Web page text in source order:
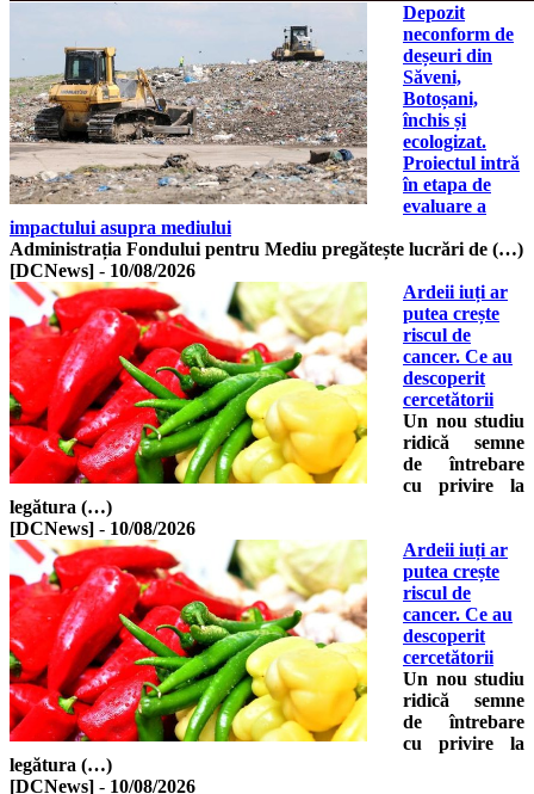
Depozit
neconform de
deșeuri din
Săveni,
Botoșani,
închis și
ecologizat.
Proiectul intră
în etapa de
evaluare a
impactului asupra mediului
Administrația Fondului pentru Mediu pregătește lucrări de (…)
[DCNews] - 10/08/2026
Ardeii iuți ar
putea crește
riscul de
cancer. Ce au
descoperit
cercetătorii
Un nou studiu
ridică semne
de întrebare
cu privire la
legătura (…)
[DCNews] - 10/08/2026
Ardeii iuți ar
putea crește
riscul de
cancer. Ce au
descoperit
cercetătorii
Un nou studiu
ridică semne
de întrebare
cu privire la
legătura (…)
[DCNews] - 10/08/2026